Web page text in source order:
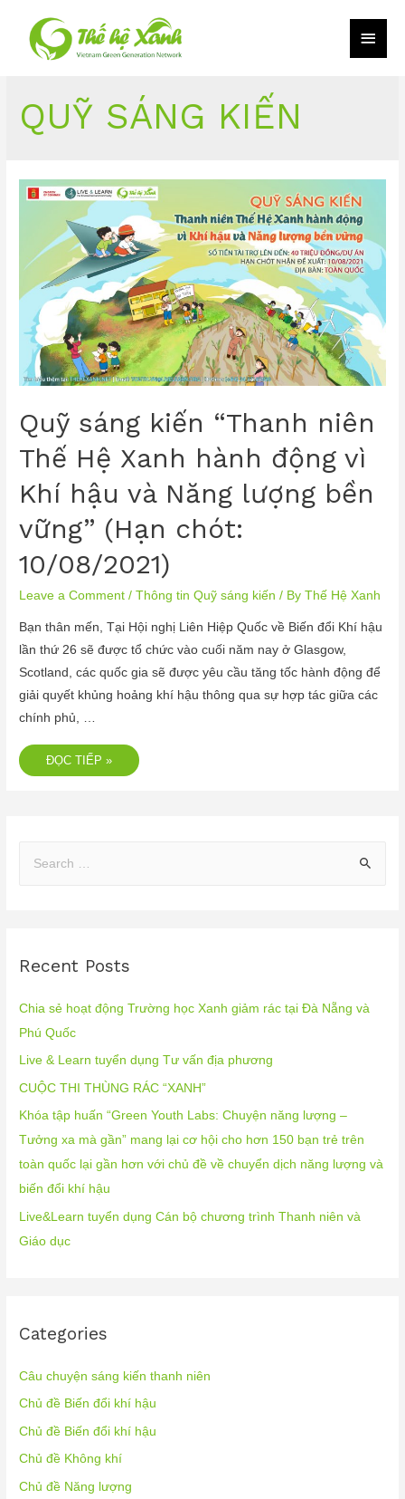
QUỸ SÁNG KIẾN
Quỹ sáng kiến “Thanh niên
Thế Hệ Xanh hành động vì
Khí hậu và Năng lượng bền
vững” (Hạn chót:
10/08/2021)
Leave a Comment /Thông tin Quỹ sáng kiến / ByThế Hệ Xanh
Bạn thân mến, Tại Hội nghị Liên Hiệp Quốc về Biến đổi Khí hậu
lần thứ 26 sẽ được tổ chức vào cuối năm nay ở Glasgow,
Scotland, các quốc gia sẽ được yêu cầu tăng tốc hành động để
giải quyết khủng hoảng khí hậu thông qua sự hợp tác giữa các
chính phủ, …
ĐỌC TIẾP »
Recent Posts
Chia sẻ hoạt động Trường học Xanh giảm rác tại Đà Nẵng và
Phú Quốc
Live & Learn tuyển dụng Tư vấn địa phương
CUỘC THI THÙNG RÁC “XANH”
Khóa tập huấn “Green Youth Labs: Chuyện năng lượng –
Tưởng xa mà gần” mang lại cơ hội cho hơn 150 bạn trẻ trên
toàn quốc lại gần hơn với chủ đề về chuyển dịch năng lượng và
biến đổi khí hậu
Live&Learn tuyển dụng Cán bộ chương trình Thanh niên và
Giáo dục
Categories
Câu chuyện sáng kiến thanh niên
Chủ đề Biến đổi khí hậu
Chủ đề Biến đổi khí hậu
Chủ đề Không khí
Chủ đề Năng lượng